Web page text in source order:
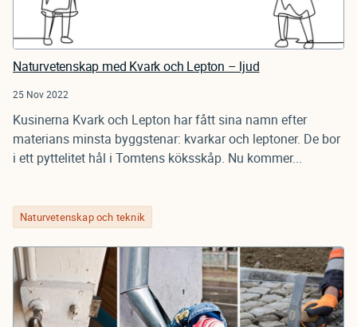
Naturvetenskap med Kvark och Lepton – ljud
25 Nov 2022
Kusinerna Kvark och Lepton har fått sina namn efter
materians minsta byggstenar: kvarkar och leptoner. De bor
i ett pyttelitet hål i Tomtens köksskåp. Nu kommer...
Naturvetenskap och teknik